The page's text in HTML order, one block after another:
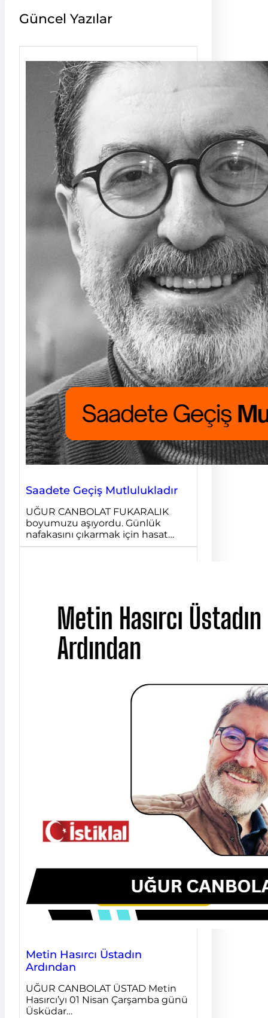
Güncel Yazılar
Saadete Geçiş Mutlulukladır
UĞUR CANBOLAT FUKARALIK
boyumuzu aşıyordu. Günlük
nafakasını çıkarmak için hasat…
Metin Hasırcı Üstadın
Ardından
UĞUR CANBOLAT ÜSTAD Metin
Hasırcı’yı 01 Nisan Çarşamba günü
Üsküdar…